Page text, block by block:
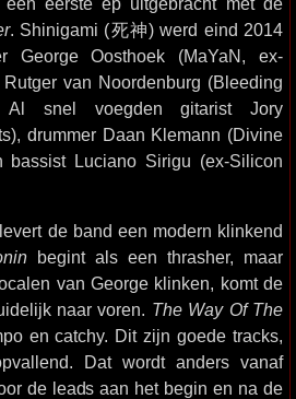
. Shinigami (死神) werd eind 2014
George Oosthoek (MaYaN, ex-
van Noordenburg (Bleeding
Al snel voegden gitarist Jory
drummer Daan Klemann (Divine
bassist Luciano Sirigu (ex-Silicon
de band een modern klinkend
begint als een thrasher, maar
van George klinken, komt de
naar voren. The Way Of The
en catchy. Dit zijn goede tracks,
Dat wordt anders vanaf
de leads aan het begin en na de